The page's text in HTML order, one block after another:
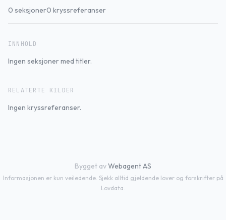
0 seksjoner0 kryssreferanser
INNHOLD
Ingen seksjoner med titler.
RELATERTE KILDER
Ingen kryssreferanser.
Bygget avWebagent AS
Informasjonen er kun veiledende. Sjekk alltid gjeldende lover og forskrifter på
Lovdata.